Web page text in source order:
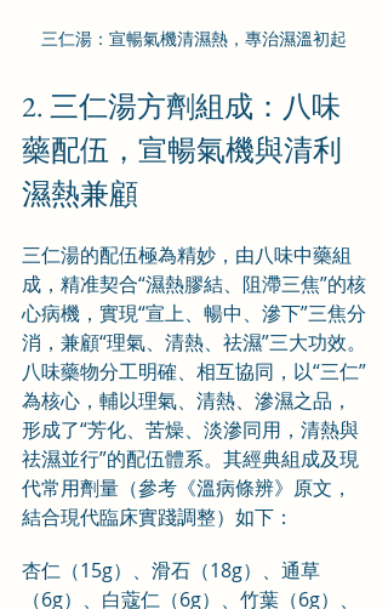
三仁湯：宣暢氣機清濕熱，專治濕溫初起
2. 三仁湯方劑組成：八味
藥配伍，宣暢氣機與清利
濕熱兼顧
三仁湯的配伍極為精妙，由八味中藥組
成，精准契合“濕熱膠結、阻滯三焦”的核
心病機，實現“宣上、暢中、滲下”三焦分
消，兼顧“理氣、清熱、祛濕”三大功效。
八味藥物分工明確、相互協同，以“三仁”
為核心，輔以理氣、清熱、滲濕之品，
形成了“芳化、苦燥、淡滲同用，清熱與
祛濕並行”的配伍體系。其經典組成及現
代常用劑量（參考《溫病條辨》原文，
結合現代臨床實踐調整）如下：
杏仁（15g）、滑石（18g）、通草
（6g）、白蔻仁（6g）、竹葉（6g）、